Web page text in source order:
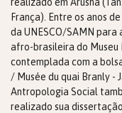
França). Entre os anos
da UNESCO/SAMN para
afro-brasileira do Museu
contemplada com a
/ Musée du quai Branly -
Antropologia Social
realizado sua